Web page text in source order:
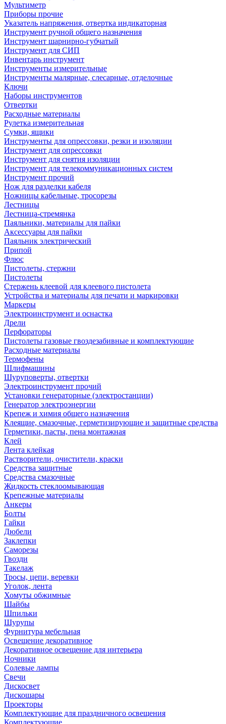
Мультиметр
Приборы прочие
Указатель напряжения, отвертка индикаторная
Инструмент ручной общего назначения
Инструмент шарнирно-губчатый
Инструмент для СИП
Инвентарь инструмент
Инструменты измерительные
Инструменты малярные, слесарные, отделочные
Ключи
Наборы инструментов
Отвертки
Расходные материалы
Рулетка измерительная
Сумки, ящики
Инструменты для опрессовки, резки и изоляции
Инструмент для опрессовки
Инструмент для снятия изоляции
Инструмент для телекоммуникационных систем
Инструмент прочий
Нож для разделки кабеля
Ножницы кабельные, тросорезы
Лестницы
Лестница-стремянка
Паяльники, материалы для пайки
Аксессуары для пайки
Паяльник электрический
Припой
Флюс
Пистолеты, стержни
Пистолеты
Стержень клеевой для клеевого пистолета
Устройства и материалы для печати и маркировки
Маркеры
Электроинструмент и оснастка
Дрели
Перфораторы
Пистолеты газовые гвоздезабивные и комплектующие
Расходные материалы
Термофены
Шлифмашины
Шуруповерты, отвертки
Электроинструмент прочий
Установки генераторные (электростанции)
Генератор электроэнергии
Крепеж и химия общего назначения
Клеящие, смазочные, герметизирующие и защитные средства
Герметики, пасты, пена монтажная
Клей
Лента клейкая
Растворители, очистители, краски
Средства защитные
Средства смазочные
Жидкость стеклоомывающая
Крепежные материалы
Анкеры
Болты
Гайки
Дюбели
Заклепки
Саморезы
Гвозди
Такелаж
Тросы, цепи, веревки
Уголок, лента
Хомуты обжимные
Шайбы
Шпильки
Шурупы
Фурнитура мебельная
Освещение декоративное
Декоративное освещение для интерьера
Ночники
Солевые лампы
Свечи
Дискосвет
Дискошары
Проекторы
Комплектующие для праздничного освещения
Комплектующие